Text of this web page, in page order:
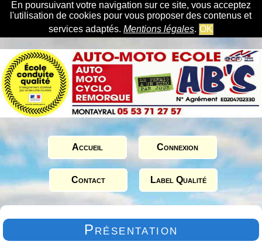
En poursuivant votre navigation sur ce site, vous acceptez
l'utilisation de cookies pour vous proposer des contenus et
services adaptés. Mentions légales. OK
Accueil Connexion
Contact Label Qualité
Présentation